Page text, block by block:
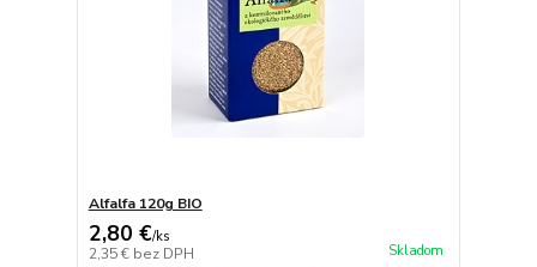
Alfalfa 120g BIO
2,80 €/ks
2,35 € bez DPH Skladom